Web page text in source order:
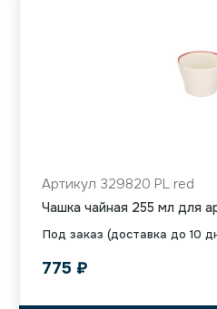
Под заказ (доставка до 10
Артикул 329820 PL red
Чашка чайная 255 мл для
775 ₽